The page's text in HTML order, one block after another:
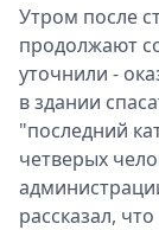
Утром после
продолжают
уточнили -
в здании
"последний
четверых
рассказал,